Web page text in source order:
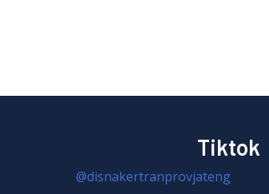
Tiktok
@disnakertranprovjateng